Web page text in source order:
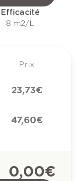
Efficacité
8 m2/L
Prix
23,73 €
47,60 €
0,00 €